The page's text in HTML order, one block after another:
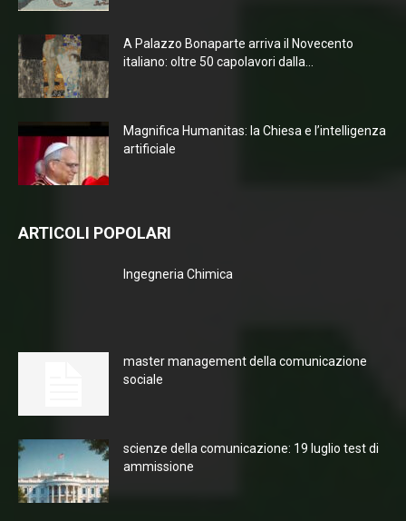
A Palazzo Bonaparte arriva il Novecento
italiano: oltre 50 capolavori dalla...
Magnifica Humanitas: la Chiesa e l’intelligenza
artificiale
ARTICOLI POPOLARI
Ingegneria Chimica
master management della comunicazione
sociale
scienze della comunicazione: 19 luglio test di
ammissione